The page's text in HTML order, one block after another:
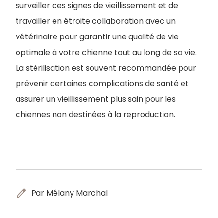
surveiller ces signes de vieillissement et de
travailler en étroite collaboration avec un
vétérinaire pour garantir une qualité de vie
optimale à votre chienne tout au long de sa vie.
La stérilisation est souvent recommandée pour
prévenir certaines complications de santé et
assurer un vieillissement plus sain pour les
chiennes non destinées à la reproduction.
edit Par Mélany Marchal